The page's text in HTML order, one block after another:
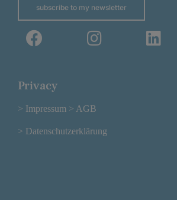
subscribe to my newsletter
Privacy
> Impressum > AGB
> Datenschutzerklärung